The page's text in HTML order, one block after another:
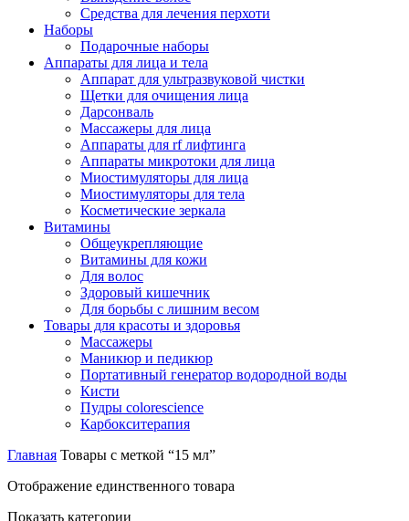
Средства для лечения перхоти
Наборы
Подарочные наборы
Аппараты для лица и тела
Аппарат для ультразвуковой чистки
Щетки для очищения лица
Дарсонваль
Массажеры для лица
Аппараты для rf лифтинга
Аппараты микротоки для лица
Миостимуляторы для лица
Миостимуляторы для тела
Косметические зеркала
Витамины
Общеукрепляющие
Витамины для кожи
Для волос
Здоровый кишечник
Для борьбы с лишним весом
Товары для красоты и здоровья
Массажеры
Маникюр и педикюр
Портативный генератор водородной воды
Кисти
Пудры colorescience
Карбокситерапия
Главная Товары с меткой “15 мл”
Отображение единственного товара
Показать категории